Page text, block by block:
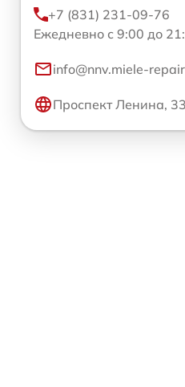
+7 (831) 231-09-76
Ежедневно с 9:00 до
info@nnv.miele-
Проспект Ленина, 33